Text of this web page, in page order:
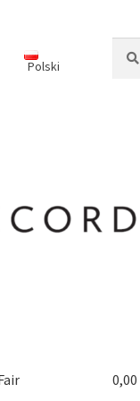
Polski
0,00